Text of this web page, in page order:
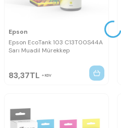
Epson
Epson EcoTank 103 C13T00S44A
Sarı Muadil Mürekkep
83,37TL KDV